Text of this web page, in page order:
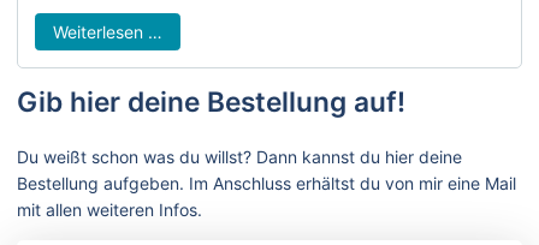
Weiterlesen …
Gib hier deine Bestellung auf!
Du weißt schon was du willst? Dann kannst du hier deine
Bestellung aufgeben. Im Anschluss erhältst du von mir eine Mail
mit allen weiteren Infos.